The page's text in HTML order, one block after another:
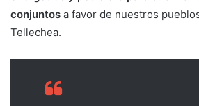
conjuntos a favor de nuestros
Tellechea.